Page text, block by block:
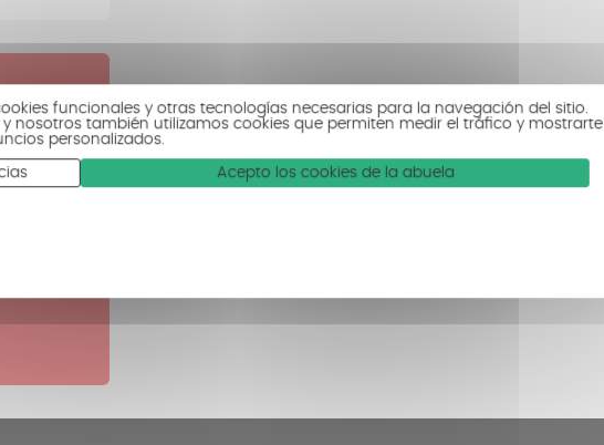
funcionales y otras tecnologías necesarias para la navegación del sitio.
y nosotros también utilizamos cookies que permiten medir el tráfico y mostrarte
personalizados.
Acepto los cookies de la abuela